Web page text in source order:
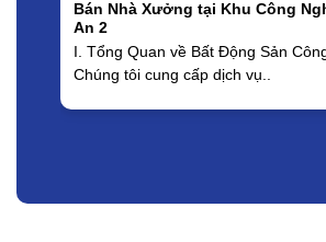
Bán Nhà Xưởng tại Khu Công
An 2
I. Tổng Quan về Bất Động Sản
Chúng tôi cung cấp dịch vụ..